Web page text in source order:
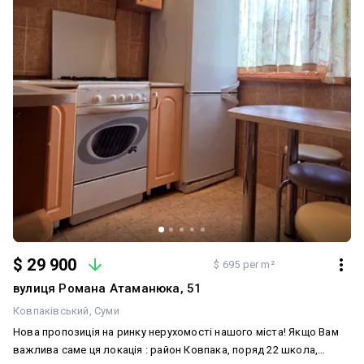
$ 29 900 $ 695 per m²
вулиця Романа Атаманюка, 51
Ковпаківський Суми
Нова пропозиція на ринку нерухомості нашого міста! Якщо Вам
важлива саме ця локація : район Ковпака, поряд 22 школа,